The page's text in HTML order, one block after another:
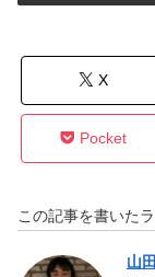
X
Pocket
この記事を書いた
山